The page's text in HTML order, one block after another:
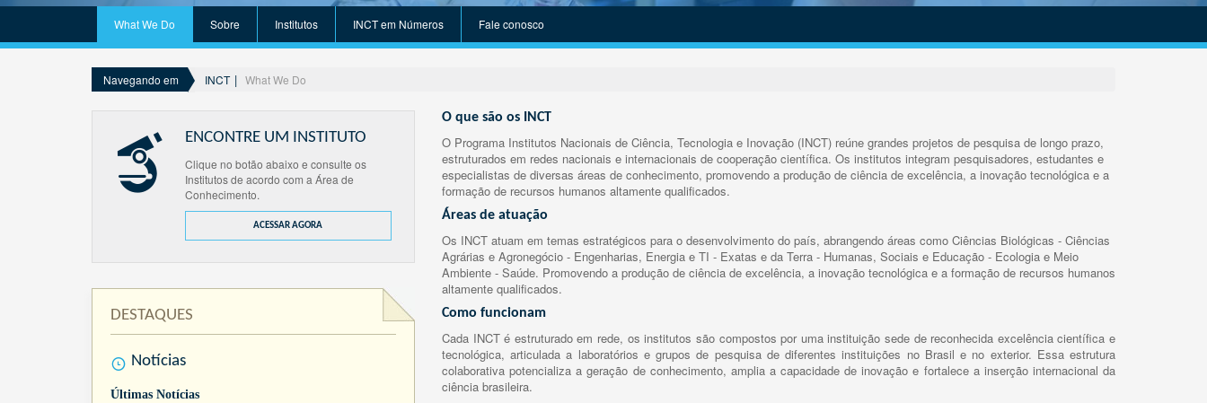
What We Do Sobre Institutos INCT em Números Fale conosco
Navegando em INCT What We Do
ENCONTRE UM INSTITUTO
Clique no botão abaixo e consulte os
Institutos de acordo com a Área de
Conhecimento.
ACESSAR AGORA
DESTAQUES
Notícias
Últimas Notícias
O que são os INCT
O Programa Institutos Nacionais de Ciência, Tecnologia e Inovação (INCT) reúne grandes projetos de pesquisa de longo prazo,
estruturados em redes nacionais e internacionais de cooperação científica. Os institutos integram pesquisadores, estudantes e
especialistas de diversas áreas de conhecimento, promovendo a produção de ciência de excelência, a inovação tecnológica e a
formação de recursos humanos altamente qualificados.
Áreas de atuação
Os INCT atuam em temas estratégicos para o desenvolvimento do país, abrangendo áreas como Ciências Biológicas - Ciências
Agrárias e Agronegócio - Engenharias, Energia e TI - Exatas e da Terra - Humanas, Sociais e Educação - Ecologia e Meio
Ambiente - Saúde. Promovendo a produção de ciência de excelência, a inovação tecnológica e a formação de recursos humanos
altamente qualificados.
Como funcionam
Cada INCT é estruturado em rede, os institutos são compostos por uma instituição sede de reconhecida excelência científica e
tecnológica, articulada a laboratórios e grupos de pesquisa de diferentes instituições no Brasil e no exterior. Essa estrutura
colaborativa potencializa a geração de conhecimento, amplia a capacidade de inovação e fortalece a inserção internacional da
ciência brasileira.